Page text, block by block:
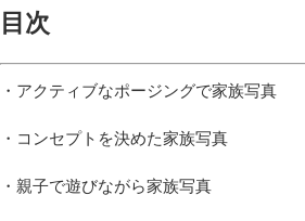
目次
・アクティブなポージングで家族写真
・コンセプトを決めた家族写真
・親子で遊びながら家族写真